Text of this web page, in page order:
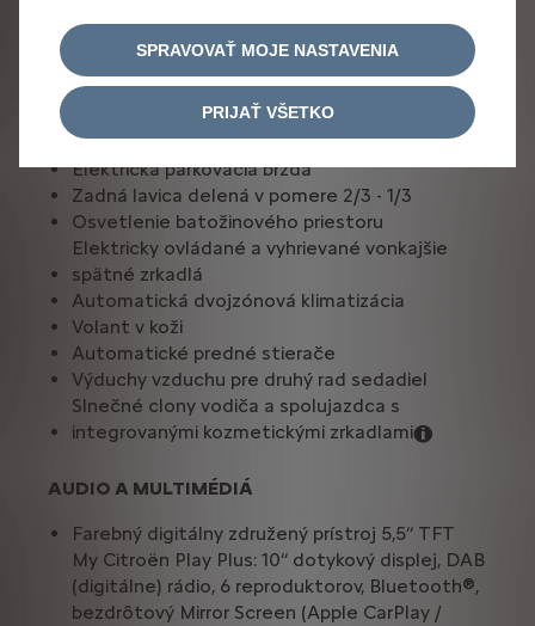
VYBAVENIE
Osvetlenie interiéru pre prvú a druhú radu
sedadiel
Elektricky ovládané okná predných a zadných
dverí so sekvenčným ovládaním
Elektrická parkovacia brzda
Zadná lavica delená v pomere 2/3 - 1/3
Osvetlenie batožinového priestoru
Elektricky ovládané a vyhrievané vonkajšie
spätné zrkadlá
Automatická dvojzónová klimatizácia
Volant v koži
Automatické predné stierače
Výduchy vzduchu pre druhý rad sedadiel
Slnečné clony vodiča a spolujazdca s
integrovanými kozmetickými zrkadlami
AUDIO A MULTIMÉDIÁ
Farebný digitálny združený prístroj 5,5‘‘ TFT
My Citroën Play Plus: 10‘‘ dotykový displej, DAB
(digitálne) rádio, 6 reproduktorov, Bluetooth®,
bezdrôtový Mirror Screen (Apple CarPlay /
SPRAVOVAŤ MOJE NASTAVENIA
PRIJAŤ VŠETKO